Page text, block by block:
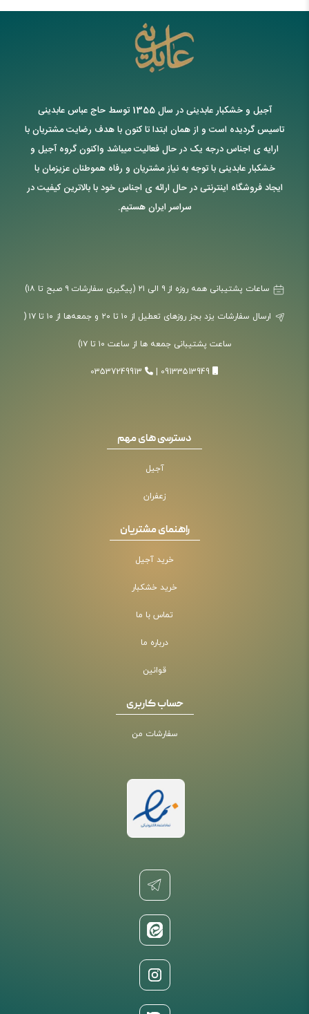
آجیل و خشکبار عابدینی در سال 1355 توسط حاج عباس عابدینی
تاسیس گردیده است و از همان ابتدا تا کنون با هدف رضایت مشتریان با
ارایه ی اجناس درجه یک در حال فعالیت میباشد واکنون گروه آجیل و
خشکبار عابدینی با توجه به نیاز مشتریان و رفاه هموطنان عزیزمان با
ایجاد فروشگاه اینترنتی در حال ارائه ی اجناس خود با بالاترین کیفیت در
سراسر ایران هستیم.
ارسال سفارشات یزد بجز روزهای تعطیل از ۱۰ تا ۲۰ و جمعه‌ها از ۱۰ تا ۱۷ (
ساعت پشتیبانی جمعه ها از ساعت ۱۰ تا ۱۷)
09133513949
03537249913
دسترسی های مهم
آجیل
زعفران
راهنمای مشتریان
خرید آجیل
خرید خشکبار
تماس با ما
درباره ما
قوانین
حساب کاربری
سفارشات من